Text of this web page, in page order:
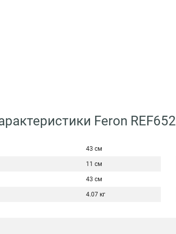
Feron REF652
43 см
11 см
43 см
4.07 кг